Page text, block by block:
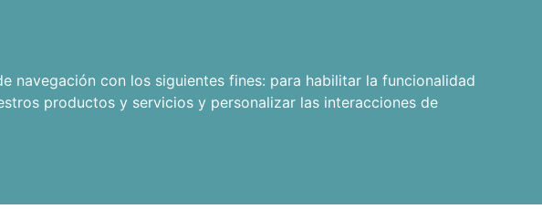
navegación con los siguientes fines: para habilitar la funcionalidad
productos y servicios y personalizar las interacciones de